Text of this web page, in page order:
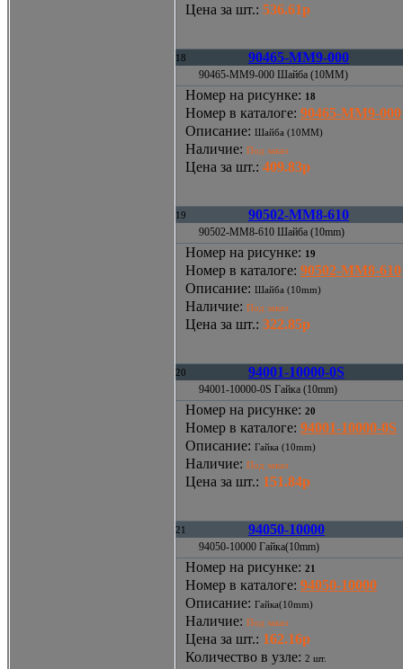
Цена за шт.: 536.61р
18 90465-MM9-000
90465-MM9-000 Шайба (10MM)
Номер на рисунке: 18
Номер в каталоге: 90465-MM9-000
Описание: Шайба (10MM)
Наличие: Под заказ
Цена за шт.: 409.83р
19 90502-MM8-610
90502-MM8-610 Шайба (10mm)
Номер на рисунке: 19
Номер в каталоге: 90502-MM8-610
Описание: Шайба (10mm)
Наличие: Под заказ
Цена за шт.: 322.85р
20 94001-10000-0S
94001-10000-0S Гайка (10mm)
Номер на рисунке: 20
Номер в каталоге: 94001-10000-0S
Описание: Гайка (10mm)
Наличие: Под заказ
Цена за шт.: 151.84р
21 94050-10000
94050-10000 Гайка(10mm)
Номер на рисунке: 21
Номер в каталоге: 94050-10000
Описание: Гайка(10mm)
Наличие: Под заказ
Цена за шт.: 162.16р
Количество в узле: 2 шт.